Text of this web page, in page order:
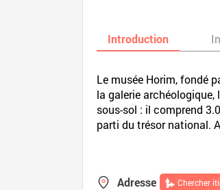
Introduction
Le musée Horim, fondé
la galerie archéologique,
sous-sol : il comprend
parti du trésor national.
Adresse Chercher